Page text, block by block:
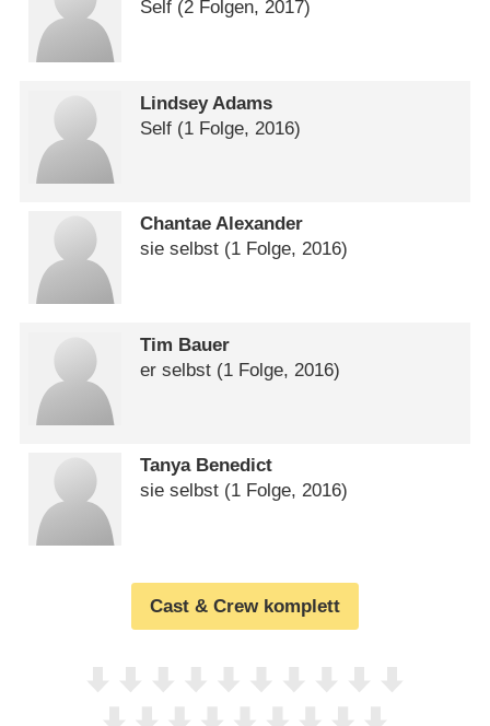
Self (2 Folgen, 2017)
Lindsey Adams
Self (1 Folge, 2016)
Chantae Alexander
sie selbst (1 Folge, 2016)
Tim Bauer
er selbst (1 Folge, 2016)
Tanya Benedict
sie selbst (1 Folge, 2016)
Cast & Crew komplett